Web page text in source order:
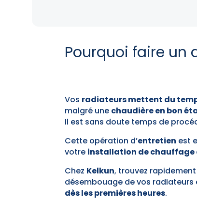
Pourquoi faire un
Vos radiateurs mettent du
malgré une chaudière en bon
Il est sans doute temps de
Cette opération d’entretien est
votre installation de chauffage
Chez Kelkun, trouvez rapidement
désembouage de vos radiateurs
dès les premières heures.